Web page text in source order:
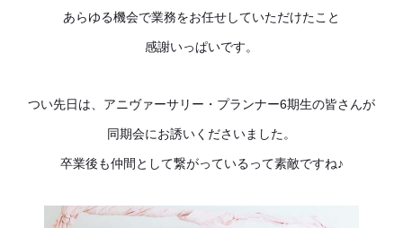
あらゆる機会で業務をお任せしていただけたこと
感謝いっぱいです。
つい先日は、アニヴァーサリー・プランナー6期生の皆さんが
同期会にお誘いくださいました。
卒業後も仲間として繋がっているって素敵ですね♪